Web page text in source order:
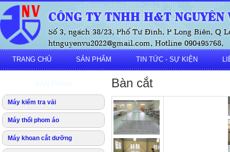
CÔNG TY TNHH H&T NGUYÊN
Số 3, ngách 38/23, Phố Tư Đình, P Long Biên, Q
htnguyenvu2022@gmail.com, Hotline 090495768,
TRANG CHỦ SẢN PHẨM TIN TỨC - SỰ KIỆN
Máy kiểm tra vải
Máy thổi phom áo
Máy khoan cắt dưỡng
Bàn cắt